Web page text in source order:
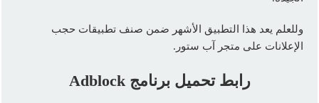
وللعلم يعد هذا التطبيق الأشهر ضمن صنف تطبيقات حجب
الإعلانات على متجر آب ستور.
رابط تحميل برنامج Adblock